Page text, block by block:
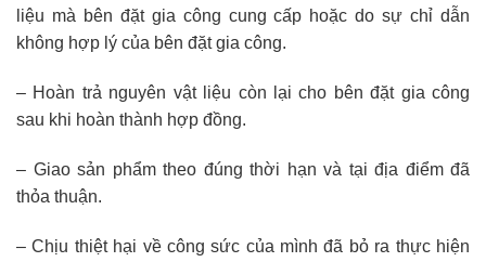
liệu mà bên đặt gia công cung cấp hoặc do sự chỉ dẫn
không hợp lý của bên đặt gia công.
– Hoàn trả nguyên vật liệu còn lại cho bên đặt gia công
sau khi hoàn thành hợp đồng.
– Giao sản phẩm theo đúng thời hạn và tại địa điểm đã
thỏa thuận.
– Chịu thiệt hại về công sức của mình đã bỏ ra thực hiện